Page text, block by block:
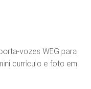
vozes WEG para
currículo e foto em